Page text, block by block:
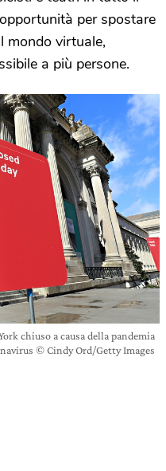
per spostare
mondo virtuale,
a più persone.
chiuso a causa della pandemia
© Cindy Ord/Getty Images